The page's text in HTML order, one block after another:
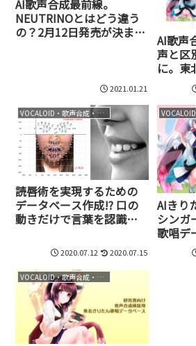
AI歌声合成最前線。
NEUTRINOとはどう違う
の？2月12日発売が決まっ
2021.01.21
AI歌声
声と区
に。東
れた
ジョ
リース
VOCALOID・歌声合成・音声合成
読唇術を実現するための
データベース作成!? 口の
動きだけで言葉を認識
バ美肉技術のための研究
資金をクラウドファンデ
ィング中
2020.07.12 2020.07.15
AIきり
シンガ
歌唱デ
ロジ
ァン
VOCALOID・歌声合成・音声合成